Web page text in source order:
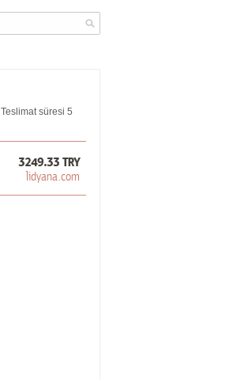
süresi 5
3249.33 TRY
lidyana.com